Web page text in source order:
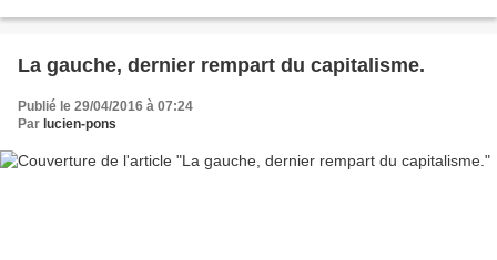
La gauche, dernier rempart du capitalisme.
Publié le 29/04/2016 à 07:24
Par lucien-pons